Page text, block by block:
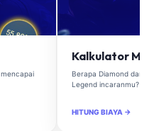
Kalkulator
Berapa Diamond dan
Legend incaranmu?
HITUNG BIAYA →